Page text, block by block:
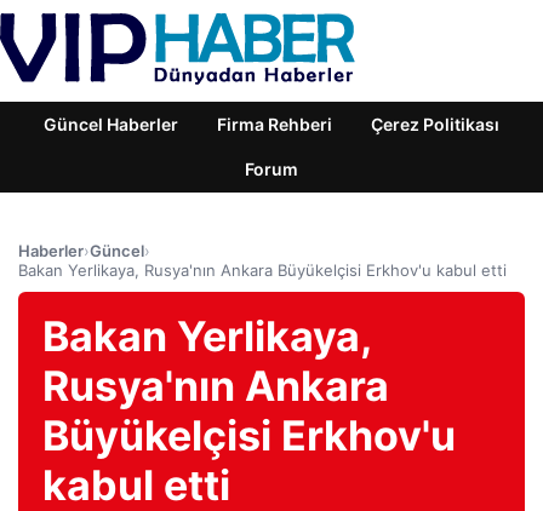
Güncel Haberler Firma Rehberi Çerez Politikası
Forum
Haberler›Güncel›
Bakan Yerlikaya, Rusya'nın Ankara Büyükelçisi Erkhov'u kabul etti
Bakan Yerlikaya,
Rusya'nın Ankara
Büyükelçisi Erkhov'u
kabul etti